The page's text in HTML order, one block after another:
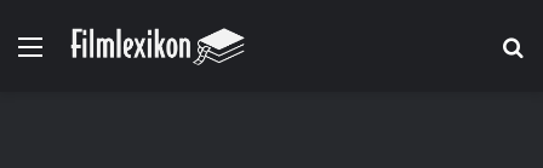
Menü